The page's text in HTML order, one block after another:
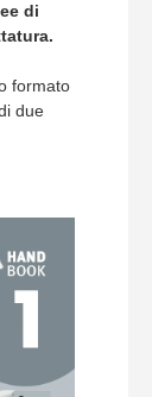
di
formato
due